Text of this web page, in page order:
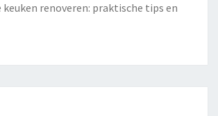
keuken renoveren: praktische tips en